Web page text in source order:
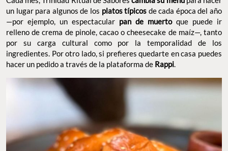
un lugar para algunos de los platos típicos de cada época del año
—por ejemplo, un espectacular pan de muerto que puede ir
relleno de crema de pinole, cacao o cheesecake de maíz—, tanto
por su carga cultural como por la temporalidad de los
ingredientes. Por otro lado, si prefieres quedarte en casa puedes
hacer un pedido a través de la plataforma de Rappi.